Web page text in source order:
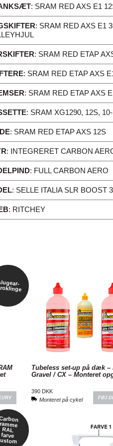
: SRAM RED AXS E1
: SRAM RED AXS E1
: SRAM RED ETAP
: SRAM RED ETAP AXS
: SRAM RED ETAP AXS
: SRAM XG1290, 12S,
: SRAM RED ETAP AXS 12S
: INTEGRERET CARBON
: FULL CARBON AERO
: SELLE ITALIA SLR BOOST
: RITCHEY
Tubeless set-up på dæk –
Gravel / CX – Monteret
390 DKK
Monteret på cykel
FØJ